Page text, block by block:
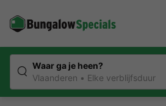
Waar ga je heen?
Vlaanderen
Elke verblijfsduur